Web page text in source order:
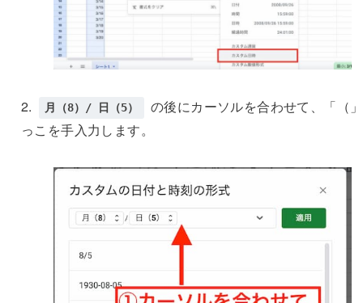
2. 月（8）/ 日（5）
の後にカーソルを合わせて、「（
っこを手入力します。